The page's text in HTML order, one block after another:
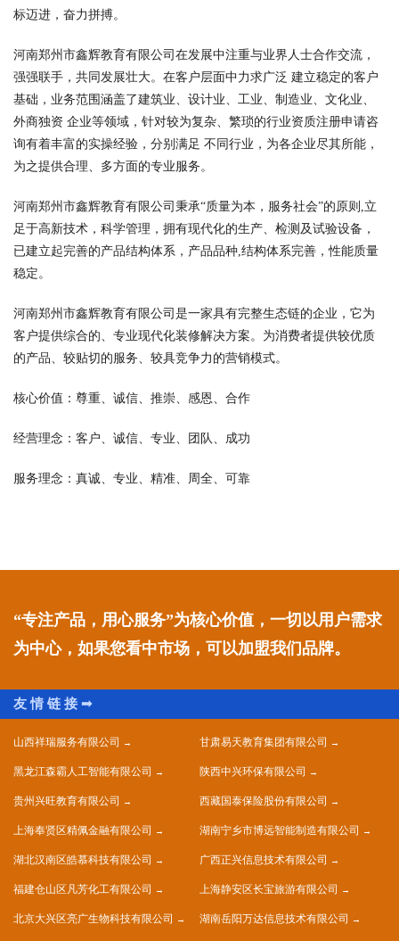
标迈进，奋力拼搏。
河南郑州市鑫辉教育有限公司在发展中注重与业界人士合作交流，
强强联手，共同发展壮大。在客户层面中力求广泛 建立稳定的客户
基础，业务范围涵盖了建筑业、设计业、工业、制造业、文化业、
外商独资 企业等领域，针对较为复杂、繁琐的行业资质注册申请咨
询有着丰富的实操经验，分别满足 不同行业，为各企业尽其所能，
为之提供合理、多方面的专业服务。
河南郑州市鑫辉教育有限公司秉承“质量为本，服务社会”的原则,立
足于高新技术，科学管理，拥有现代化的生产、检测及试验设备，
已建立起完善的产品结构体系，产品品种,结构体系完善，性能质量
稳定。
河南郑州市鑫辉教育有限公司是一家具有完整生态链的企业，它为
客户提供综合的、专业现代化装修解决方案。为消费者提供较优质
的产品、较贴切的服务、较具竞争力的营销模式。
核心价值：尊重、诚信、推崇、感恩、合作
经营理念：客户、诚信、专业、团队、成功
服务理念：真诚、专业、精准、周全、可靠
“专注产品，用心服务”为核心价值，一切以用户需求
为中心，如果您看中市场，可以加盟我们品牌。
山西祥瑞服务有限公司 甘肃易天教育集团有限公司
黑龙江森霸人工智能有限公司 陕西中兴环保有限公司
贵州兴旺教育有限公司 西藏国泰保险股份有限公司
上海奉贤区精佩金融有限公司 湖南宁乡市博远智能制造有限公司
湖北汉南区皓慕科技有限公司 广西正兴信息技术有限公司
福建仓山区凡芳化工有限公司 上海静安区长宝旅游有限公司
北京大兴区亮广生物科技有限公司 湖南岳阳万达信息技术有限公司